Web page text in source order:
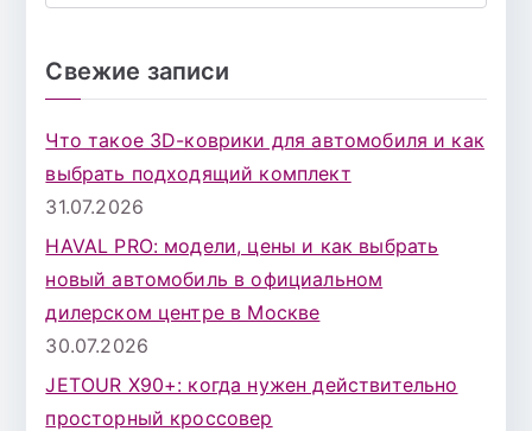
Свежие записи
Что такое 3D-коврики для автомобиля и как
выбрать подходящий комплект
31.07.2026
HAVAL PRO: модели, цены и как выбрать
новый автомобиль в официальном
дилерском центре в Москве
30.07.2026
JETOUR X90+: когда нужен действительно
просторный кроссовер